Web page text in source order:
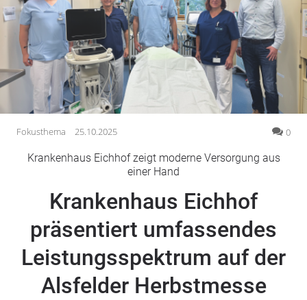
Gesundheit
Kultur
Lifestyle
Wirtschaft
Vogelsberg
Alsfeld
Romrod
Homberg
Ohm
Schotten
Schlitz
Antrifttal
Fokusthema 25.10.2025 0
Krankenhaus Eichhof zeigt moderne Versorgung aus
einer Hand
Krankenhaus Eichhof
präsentiert umfassendes
Leistungsspektrum auf der
Alsfelder Herbstmesse